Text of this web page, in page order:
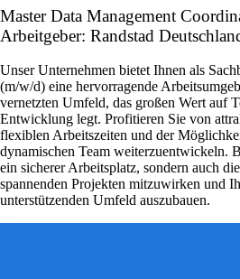
Master Data Management
Arbeitgeber: Randstad
Unser Unternehmen bietet Ihnen als
(m/w/d) eine hervorragende
vernetzten Umfeld, das großen Wert auf
Entwicklung legt. Profitieren Sie von
flexiblen Arbeitszeiten und der
dynamischen Team weiterzuentwickeln.
ein sicherer Arbeitsplatz, sondern auch
spannenden Projekten mitzuwirken und
unterstützenden Umfeld auszubauen.